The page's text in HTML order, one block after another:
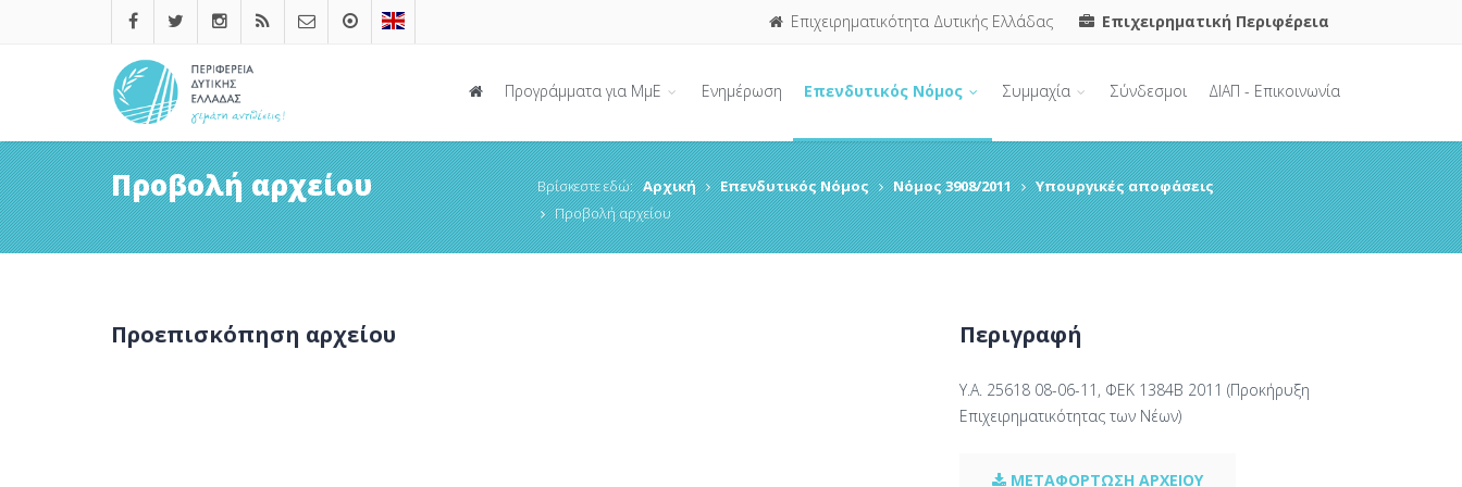
Επιχειρηματικότητα Δυτικής Ελλάδας Επιχειρηματική Περιφέρεια
Προγράμματα για ΜμΕ Ενημέρωση Επενδυτικός Νόμος Συμμαχία Σύνδεσμοι ΔΙΑΠ - Επικοινωνία
Προβολή αρχείου Βρίσκεστε εδώ: Αρχική Επενδυτικός Νόμος Νόμος 3908/2011
Υπουργικές αποφάσεις
Προβολή αρχείου
Προεπισκόπηση αρχείου Περιγραφή
Υ.Α. 25618 08-06-11, ΦΕΚ 1384Β 2011 (Προκήρυξη
Επιχειρηματικότητας των Νέων)
ΜΕΤΑΦΟΡΤΩΣΗ ΑΡΧΕΙΟΥ